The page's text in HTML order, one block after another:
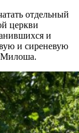
отдельный
церкви
и
и сиреневую
Милоша.